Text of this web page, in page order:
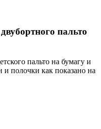
пальто
пальто на бумагу и
полочки как показано на